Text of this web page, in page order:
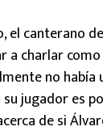
el canterano
a charlar
no
su jugador es
de si